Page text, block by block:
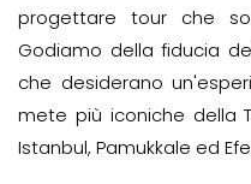
progettare tour che
Godiamo della fiducia
che desiderano
mete più iconiche della
Istanbul, Pamukkale ed